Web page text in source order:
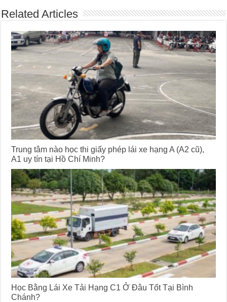
Related Articles
Trung tâm nào học thi giấy phép lái xe hạng A (A2 cũ),
A1 uy tín tại Hồ Chí Minh?
Học Bằng Lái Xe Tải Hạng C1 Ở Đâu Tốt Tại Bình
Chánh?